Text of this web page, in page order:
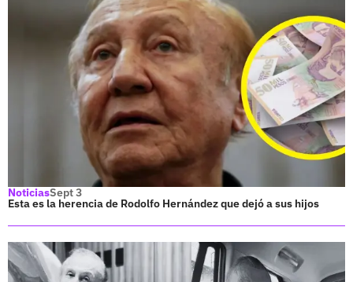
NoticiasSept 3
Esta es la herencia de Rodolfo Hernández que dejó a sus hijos